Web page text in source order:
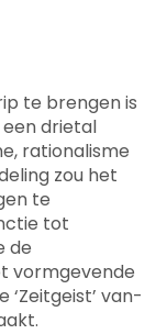
te brengen is
drietal
rationalisme
zou het
te
tot
de
vormgevende
van-